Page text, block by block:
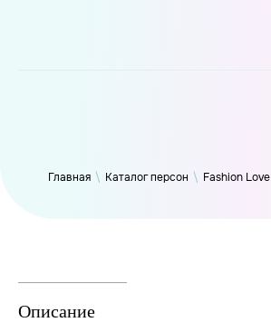
Главная \ Каталог персон \ Fashion Love
Описание